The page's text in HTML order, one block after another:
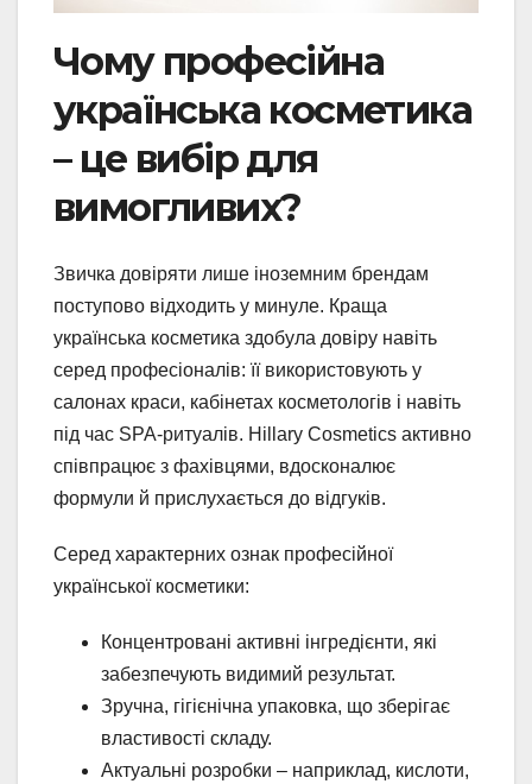
Чому професійна
українська косметика
– це вибір для
вимогливих?
Звичка довіряти лише іноземним брендам
поступово відходить у минуле. Краща
українська косметика здобула довіру навіть
серед професіоналів: її використовують у
салонах краси, кабінетах косметологів і навіть
під час SPA-ритуалів. Hillary Cosmetics активно
співпрацює з фахівцями, вдосконалює
формули й прислухається до відгуків.
Серед характерних ознак професійної
української косметики:
Концентровані активні інгредієнти, які
забезпечують видимий результат.
Зручна, гігієнічна упаковка, що зберігає
властивості складу.
Актуальні розробки – наприклад, кислоти,